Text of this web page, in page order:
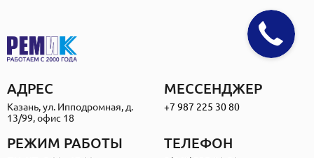
АДРЕС
Казань, ул. Ипподромная, д.
13/99, офис 18
МЕССЕНДЖЕР
+7 987 225 30 80
РЕЖИМ РАБОТЫ ТЕЛЕФОН